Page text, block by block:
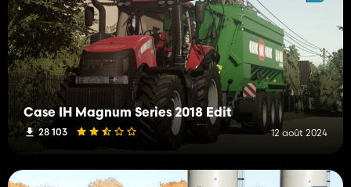
Case IH Magnum Series 2018 Edit
28 103 12 août 2024